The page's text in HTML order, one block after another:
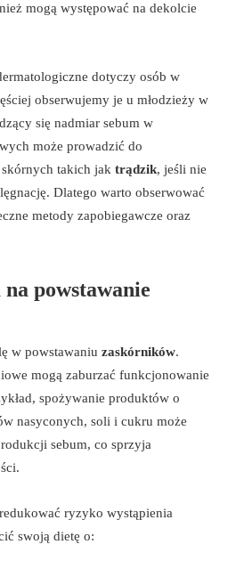
mogą występować na dekolcie
dotyczy osób w
obserwujemy je u młodzieży w
się nadmiar sebum w
może prowadzić do
takich jak trądzik, jeśli nie
Dlatego warto obserwować
metody zapobiegawcze oraz
powstawanie
w powstawaniu zaskórników.
mogą zaburzać funkcjonowanie
spożywanie produktów o
nasyconych, soli i cukru może
sebum, co sprzyja
ryzyko wystąpienia
swoją dietę o: